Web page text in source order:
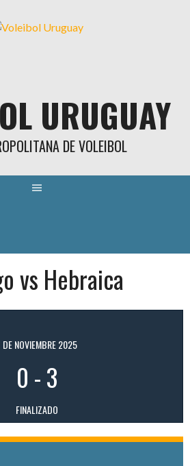
URUGUAY
DE VOLEIBOL
vs Hebraica
DE NOVIEMBRE 2025
0 -3
FINALIZADO